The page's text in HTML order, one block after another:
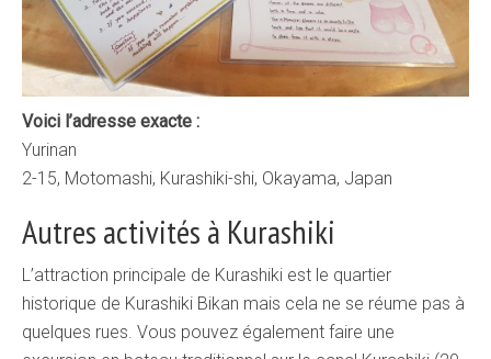
Voici l’adresse exacte :
Yurinan
2-15, Motomashi, Kurashiki-shi, Okayama, Japan
Autres activités à Kurashiki
L’attraction principale de Kurashiki est le quartier
historique de Kurashiki Bikan mais cela ne se réume pas à
quelques rues. Vous pouvez également faire une